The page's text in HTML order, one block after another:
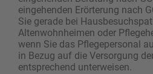
eingehenden Erörterung nach
Sie gerade bei
Altenwohnheimen oder
wenn Sie das Pflegepersonal
in Bezug auf die Versorgung
entsprechend unterweisen.